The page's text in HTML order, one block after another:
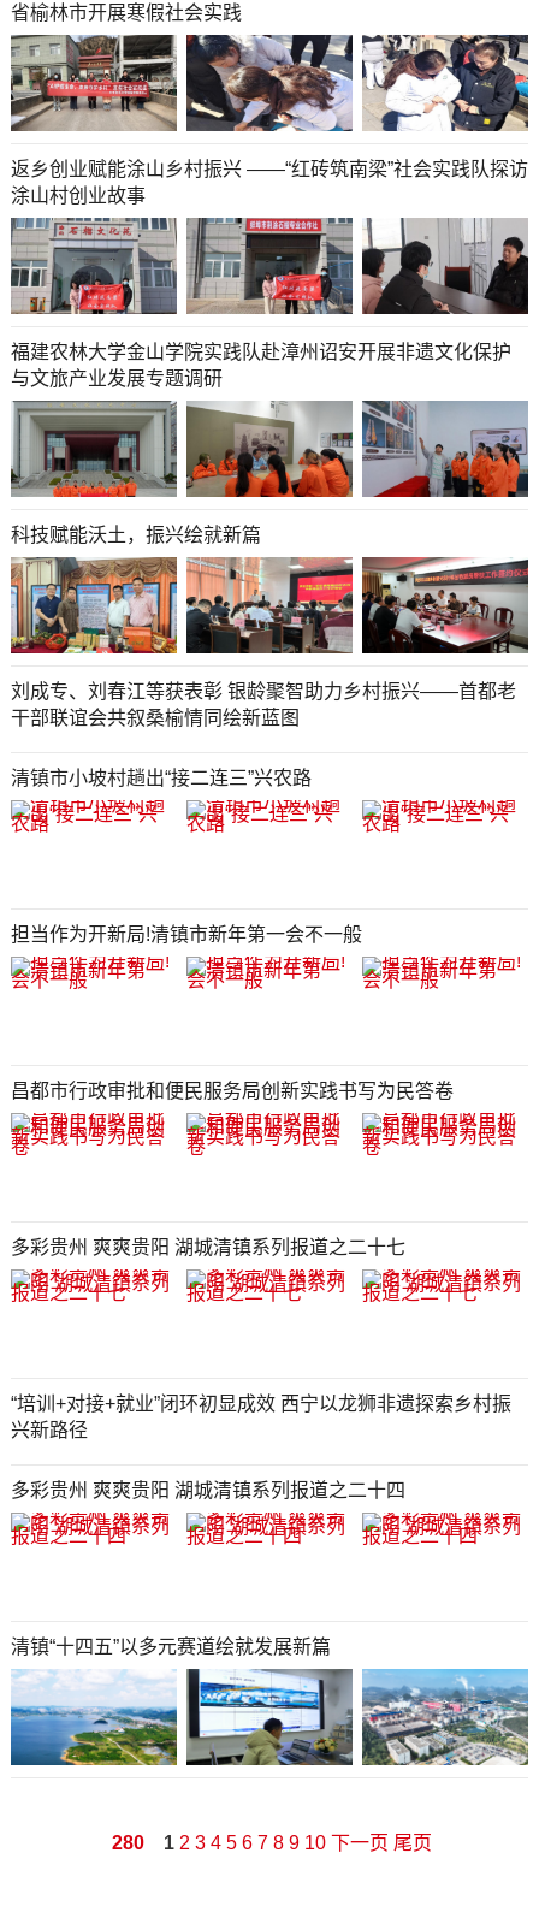
省榆林市开展寒假社会实践
返乡创业赋能涂山乡村振兴 ——“红砖筑南梁”社会实践队探访
涂山村创业故事
福建农林大学金山学院实践队赴漳州诏安开展非遗文化保护
与文旅产业发展专题调研
科技赋能沃土，振兴绘就新篇
刘成专、刘春江等获表彰 银龄聚智助力乡村振兴——首都老
干部联谊会共叙桑榆情同绘新蓝图
清镇市小坡村趟出“接二连三”兴农路
担当作为开新局!清镇市新年第一会不一般
昌都市行政审批和便民服务局创新实践书写为民答卷
多彩贵州 爽爽贵阳 湖城清镇系列报道之二十七
“培训+对接+就业”闭环初显成效 西宁以龙狮非遗探索乡村振
兴新路径
多彩贵州 爽爽贵阳 湖城清镇系列报道之二十四
清镇“十四五”以多元赛道绘就发展新篇​
280 1 2 3 4 5 6 7 8 9 10 下一页 尾页